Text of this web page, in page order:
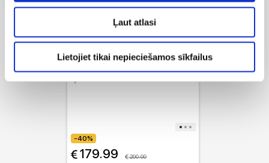
Ļaut atlasi
Lietojiet tikai nepieciešamos sīkfailus
-40%
179.99 299.99